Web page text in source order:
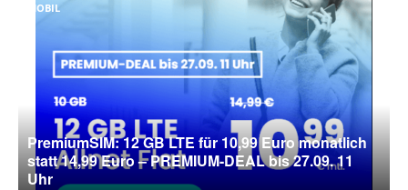
MOBIL
PremiumSIM: 12 GB LTE für 10,99 Euro monatlich
statt 14,99 Euro – PREMIUM-DEAL bis 27.09. 11
Uhr